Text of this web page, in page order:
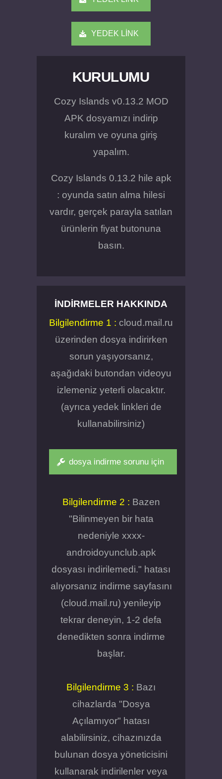
YEDEK LİNK
KURULUMU
Cozy Islands v0.13.2 MOD
APK dosyamızı indirip
kuralım ve oyuna giriş
yapalım.
Cozy Islands 0.13.2 hile apk
: oyunda satın alma hilesi
vardır, gerçek parayla satılan
ürünlerin fiyat butonuna
basın.
İNDIRMELER HAKKINDA
Bilgilendirme 1 : cloud.mail.ru
üzerinden dosya indirirken
sorun yaşıyorsanız,
aşağıdaki butondan videoyu
izlemeniz yeterli olacaktır.
(ayrıca yedek linkleri de
kullanabilirsiniz)
dosya indirme sorunu için
Bilgilendirme 2 : Bazen
"Bilinmeyen bir hata
nedeniyle xxxx-
androidoyunclub.apk
dosyası indirilemedi." hatası
alıyorsanız indirme sayfasını
(cloud.mail.ru) yenileyip
tekrar deneyin, 1-2 defa
denedikten sonra indirme
başlar.
Bilgilendirme 3 : Bazı
cihazlarda "Dosya
Açılamıyor" hatası
alabilirsiniz, cihazınızda
bulunan dosya yöneticisini
kullanarak indirilenler veya